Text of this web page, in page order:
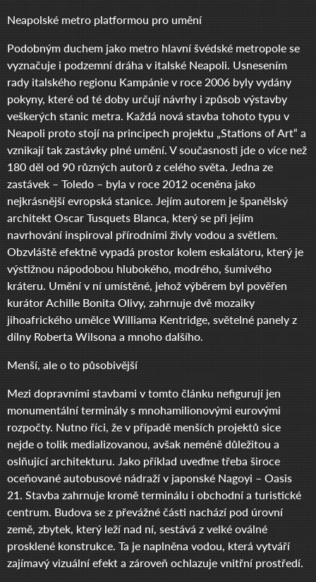
Neapolské metro platformou pro umění
Podobným duchem jako metro hlavní švédské metropole se
vyznačuje i podzemní dráha v italské Neapoli. Usnesením
rady italského regionu Kampánie v roce 2006 byly vydány
pokyny, které od té doby určují návrhy i způsob výstavby
veškerých stanic metra. Každá nová stavba tohoto typu v
Neapoli proto stojí na principech projektu „Stations of Art“ a
vznikají tak zastávky plné umění. V současnosti jde o více než
180 děl od 90 různých autorů z celého světa. Jedna ze
zastávek – Toledo – byla v roce 2012 oceněna jako
nejkrásnější evropská stanice. Jejím autorem je španělský
architekt Oscar Tusquets Blanca, který se při jejím
navrhování inspiroval přírodními živly vodou a světlem.
Obzvláště efektně vypadá prostor kolem eskalátoru, který je
výstižnou nápodobou hlubokého, modrého, šumivého
kráteru. Umění v ní umístěné, jehož výběrem byl pověřen
kurátor Achille Bonita Olivy, zahrnuje dvě mozaiky
jihoafrického umělce Williama Kentridge, světelné panely z
dílny Roberta Wilsona a mnoho dalšího.
Menší, ale o to působivější
Mezi dopravními stavbami v tomto článku nefigurují jen
monumentální terminály s mnohamilionovými eurovými
rozpočty. Nutno říci, že v případě menších projektů sice
nejde o tolik medializovanou, avšak neméně důležitou a
oslňující architekturu. Jako příklad uveďme třeba široce
oceňované autobusové nádraží v japonské Nagoyi – Oasis
21. Stavba zahrnuje kromě terminálu i obchodní a turistické
centrum. Budova se z převážné části nachází pod úrovní
země, zbytek, který leží nad ní, sestává z velké oválné
prosklené konstrukce. Ta je naplněna vodou, která vytváří
zajímavý vizuální efekt a zároveň ochlazuje vnitřní prostředí.